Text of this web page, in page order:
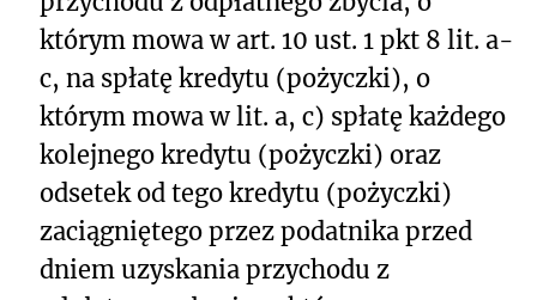
którym mowa w art. 10 ust. 1 pkt 8 lit. a-
c, na spłatę kredytu (pożyczki), o
którym mowa w lit. a, c) spłatę każdego
kolejnego kredytu (pożyczki) oraz
odsetek od tego kredytu (pożyczki)
zaciągniętego przez podatnika przed
dniem uzyskania przychodu z